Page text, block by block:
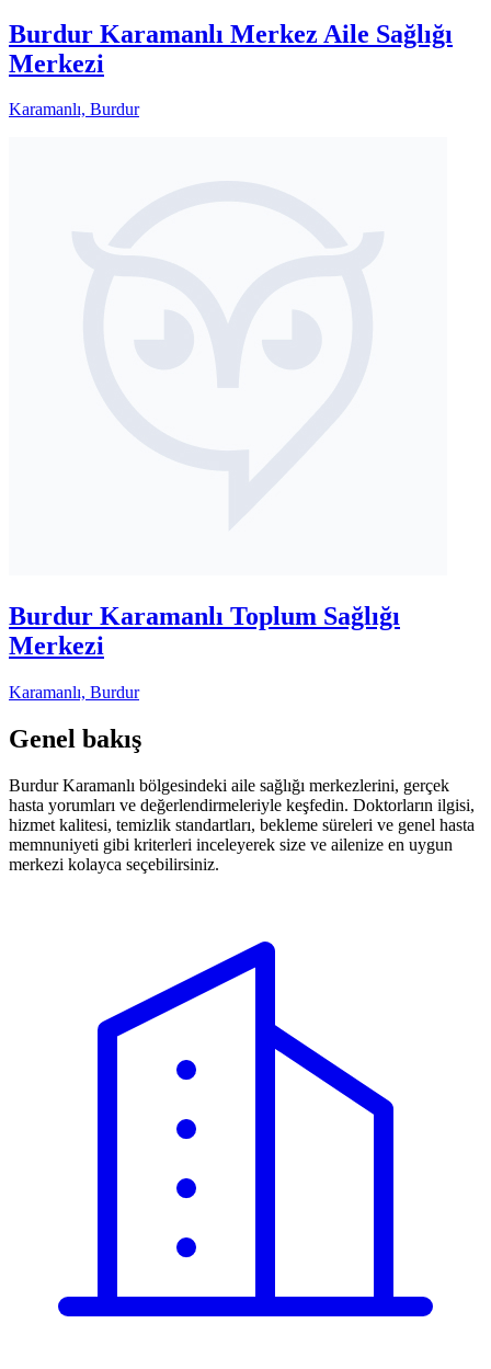
Burdur Karamanlı Merkez Aile Sağlığı
Merkezi
Karamanlı, Burdur
Burdur Karamanlı Toplum Sağlığı
Merkezi
Karamanlı, Burdur
Genel bakış
Burdur Karamanlı bölgesindeki aile sağlığı merkezlerini, gerçek
hasta yorumları ve değerlendirmeleriyle keşfedin. Doktorların ilgisi,
hizmet kalitesi, temizlik standartları, bekleme süreleri ve genel hasta
memnuniyeti gibi kriterleri inceleyerek size ve ailenize en uygun
merkezi kolayca seçebilirsiniz.